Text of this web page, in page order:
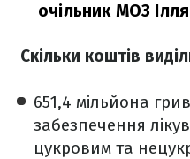
очільник МОЗ
Скільки коштів
651,4 мільйона
забезпечення
цукровим та